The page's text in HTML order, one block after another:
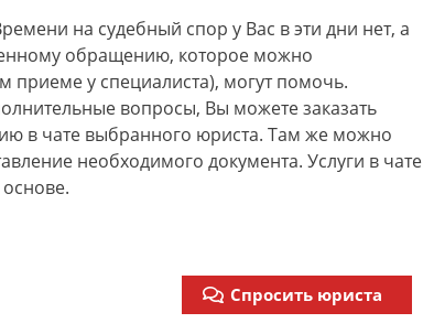
на судебный спор у Вас в эти дни нет, а
обращению, которое можно
приеме у специалиста), могут помочь.
вопросы, Вы можете заказать
в чате выбранного юриста. Там же можно
необходимого документа. Услуги в чате
Спросить юриста